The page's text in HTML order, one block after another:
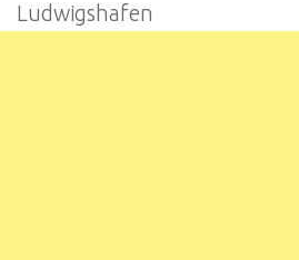
Ludwigshafen